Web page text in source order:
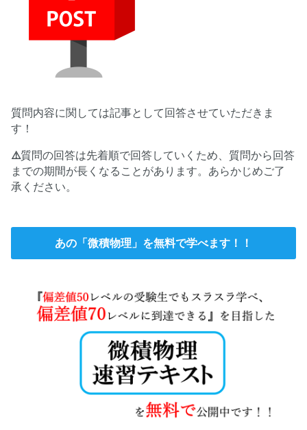
質問内容に関しては記事として回答させていただきま
す！
⚠️質問の回答は先着順で回答していくため、質問から回答
までの期間が長くなることがあります。あらかじめご了
承ください。
あの「微積物理」を無料で学べます！！